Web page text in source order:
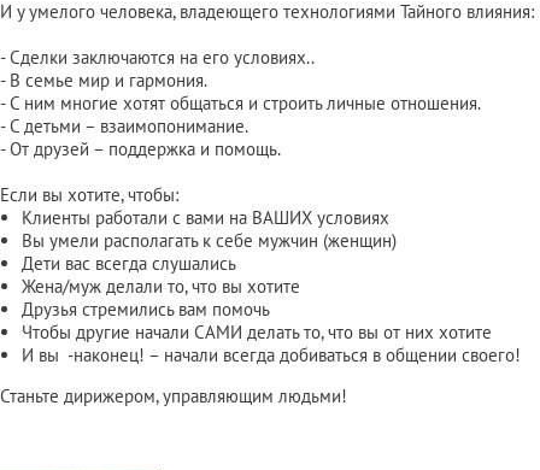
И у умелого человека, владеющего технологиями Тайного влияния:
- Сделки заключаются на его условиях..
- В семье мир и гармония.
- С ним многие хотят общаться и строить личные отношения.
- С детьми – взаимопонимание.
- От друзей – поддержка и помощь.
Если вы хотите, чтобы:
Клиенты работали с вами на ВАШИХ условиях
Вы умели располагать к себе мужчин (женщин)
Дети вас всегда слушались
Жена/муж делали то, что вы хотите
Друзья стремились вам помочь
Чтобы другие начали САМИ делать то, что вы от них хотите
И вы -наконец! – начали всегда добиваться в общении своего!
Станьте дирижером, управляющим людьми!